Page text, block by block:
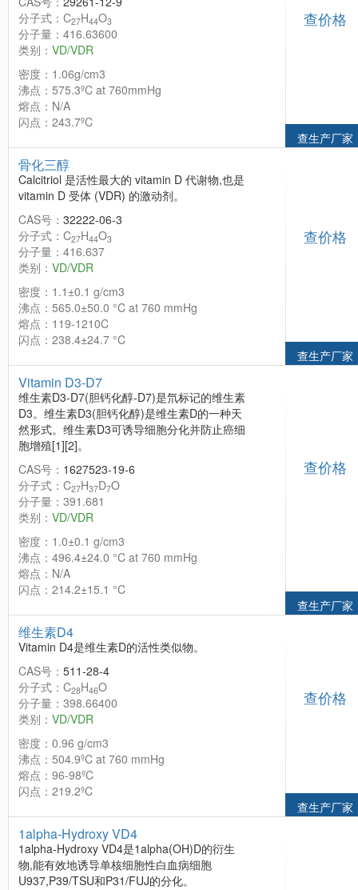
分子式：C27H44O3
分子量：416.63600
类别： VD/VDR
密度：1.06g/cm3
沸点：575.3ºC at 760mmHg
熔点：N/A
闪点：243.7ºC
查价格
查生产厂家
骨化三醇
Calcitriol 是活性最大的 vitamin D 代谢物,也是
vitamin D 受体 (VDR) 的激动剂。
CAS号： 32222-06-3
分子式：C27H44O3
分子量：416.637
类别： VD/VDR
密度：1.1±0.1 g/cm3
沸点：565.0±50.0 °C at 760 mmHg
熔点：119-1210C
闪点：238.4±24.7 °C
查价格
查生产厂家
Vitamin D3-D7
维生素D3-D7(胆钙化醇-D7)是氘标记的维生素
D3。维生素D3(胆钙化醇)是维生素D的一种天
然形式。维生素D3可诱导细胞分化并防止癌细
胞增殖[1][2]。
CAS号： 1627523-19-6
分子式：C27H37D7O
分子量：391.681
类别： VD/VDR
密度：1.0±0.1 g/cm3
沸点：496.4±24.0 °C at 760 mmHg
熔点：N/A
闪点：214.2±15.1 °C
查价格
查生产厂家
维生素D4
Vitamin D4是维生素D的活性类似物。
CAS号： 511-28-4
分子式：C28H46O
分子量：398.66400
类别： VD/VDR
密度：0.96 g/cm3
沸点：504.9ºC at 760 mmHg
熔点：96-98ºC
闪点：219.2ºC
查价格
查生产厂家
1alpha-Hydroxy VD4
1alpha-Hydroxy VD4是1alpha(OH)D的衍生
物,能有效地诱导单核细胞性白血病细胞
U937,P39/TSU和P31/FUJ的分化。